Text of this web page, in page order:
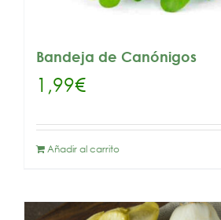
Bandeja de Canónigos
1,99€
Añadir al carrito